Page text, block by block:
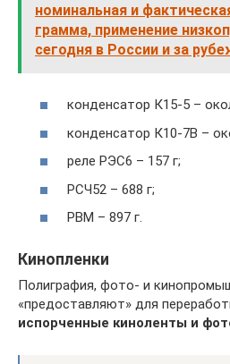
номинальная и
грамма, применение
сегодня в России и за
конденсатор К15-5 –
конденсатор К10-7В –
реле РЭС6 – 157 г;
РСЧ52 – 688 г;
РВМ – 897 г.
Кинопленки
Полиграфия, фото- и
«предоставляют» для
испорченные киноленты и